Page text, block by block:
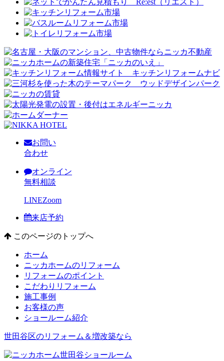
お問い
合わせ
オンライン
無料相談
LINEZoom
来店予約
このページのトップへ
ホーム
ニッカホームのリフォーム
リフォームのポイント
こだわりリフォーム
施工事例
お客様の声
ショールーム紹介
世田谷区のリフォーム＆増改築なら